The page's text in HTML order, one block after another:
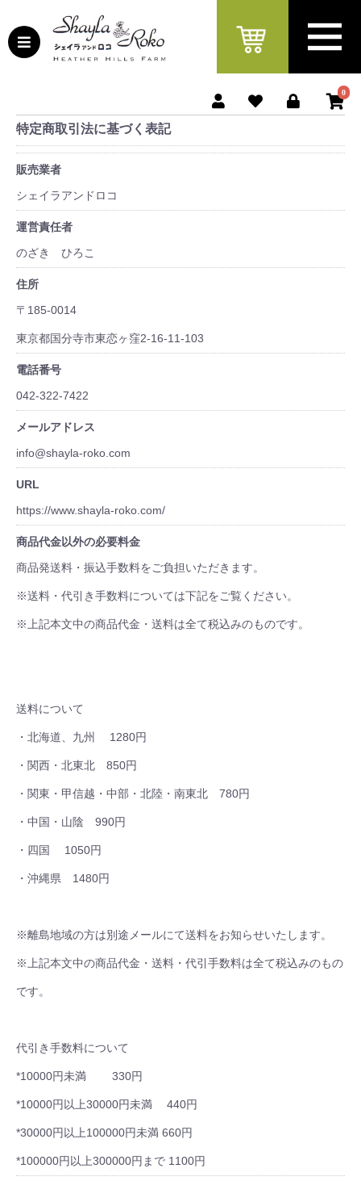
0
特定商取引法に基づく表記
販売業者
シェイラアンドロコ
運営責任者
のざき ひろこ
住所
〒185-0014
東京都国分寺市東恋ヶ窪2-16-11-103
電話番号
042-322-7422
メールアドレス
info@shayla-roko.com
URL
https://www.shayla-roko.com/
商品代金以外の必要料金
商品発送料・振込手数料をご負担いただきます。
※送料・代引き手数料については下記をご覧ください。
※上記本文中の商品代金・送料は全て税込みのものです。
送料について
・北海道、九州 1280円
・関西・北東北 850円
・関東・甲信越・中部・北陸・南東北 780円
・中国・山陰 990円
・四国 1050円
・沖縄県 1480円
※離島地域の方は別途メールにて送料をお知らせいたします。
※上記本文中の商品代金・送料・代引手数料は全て税込みのもの
です。
代引き手数料について
*10000円未満 330円
*10000円以上30000円未満 440円
*30000円以上100000円未満 660円
*100000円以上300000円まで 1100円